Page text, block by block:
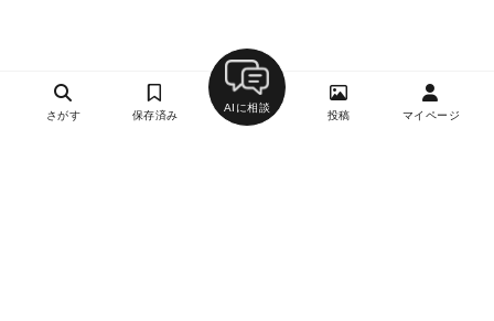
さがす 保存済み
AIに相談
投稿 マイページ